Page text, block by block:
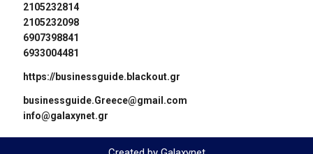
2105232814
2105232098
6907398841
6933004481
https://businessguide.blackout.gr
businessguide.Greece@gmail.com
info@galaxynet.gr